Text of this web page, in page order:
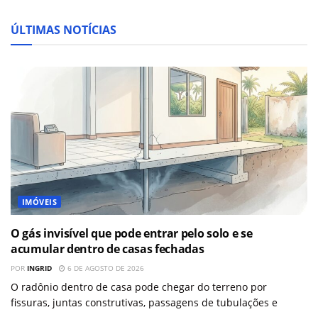
ÚLTIMAS NOTÍCIAS
IMÓVEIS
O gás invisível que pode entrar pelo solo e se
acumular dentro de casas fechadas
POR INGRID 6 DE AGOSTO DE 2026
O radônio dentro de casa pode chegar do terreno por
fissuras, juntas construtivas, passagens de tubulações e